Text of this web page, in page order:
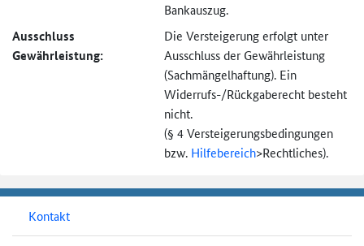
Bankauszug.
Ausschluss
Gewährleistung:
Die Versteigerung erfolgt unter
Ausschluss der Gewährleistung
(Sachmängel­haftung). Ein
Widerrufs-/Rückgaberecht besteht
nicht.
(§ 4 Versteigerungs­bedingungen
bzw. Hilfebereich>Rechtliches).
Kontakt